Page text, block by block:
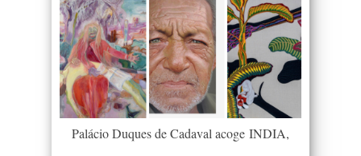
Palácio Duques de Cadaval acoge INDIA,